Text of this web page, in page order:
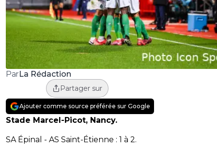
ParLa Rédaction
Partager sur
Ajouter comme source préférée sur Google
Stade Marcel-Picot, Nancy.
SA Épinal - AS Saint-Étienne : 1 à 2.